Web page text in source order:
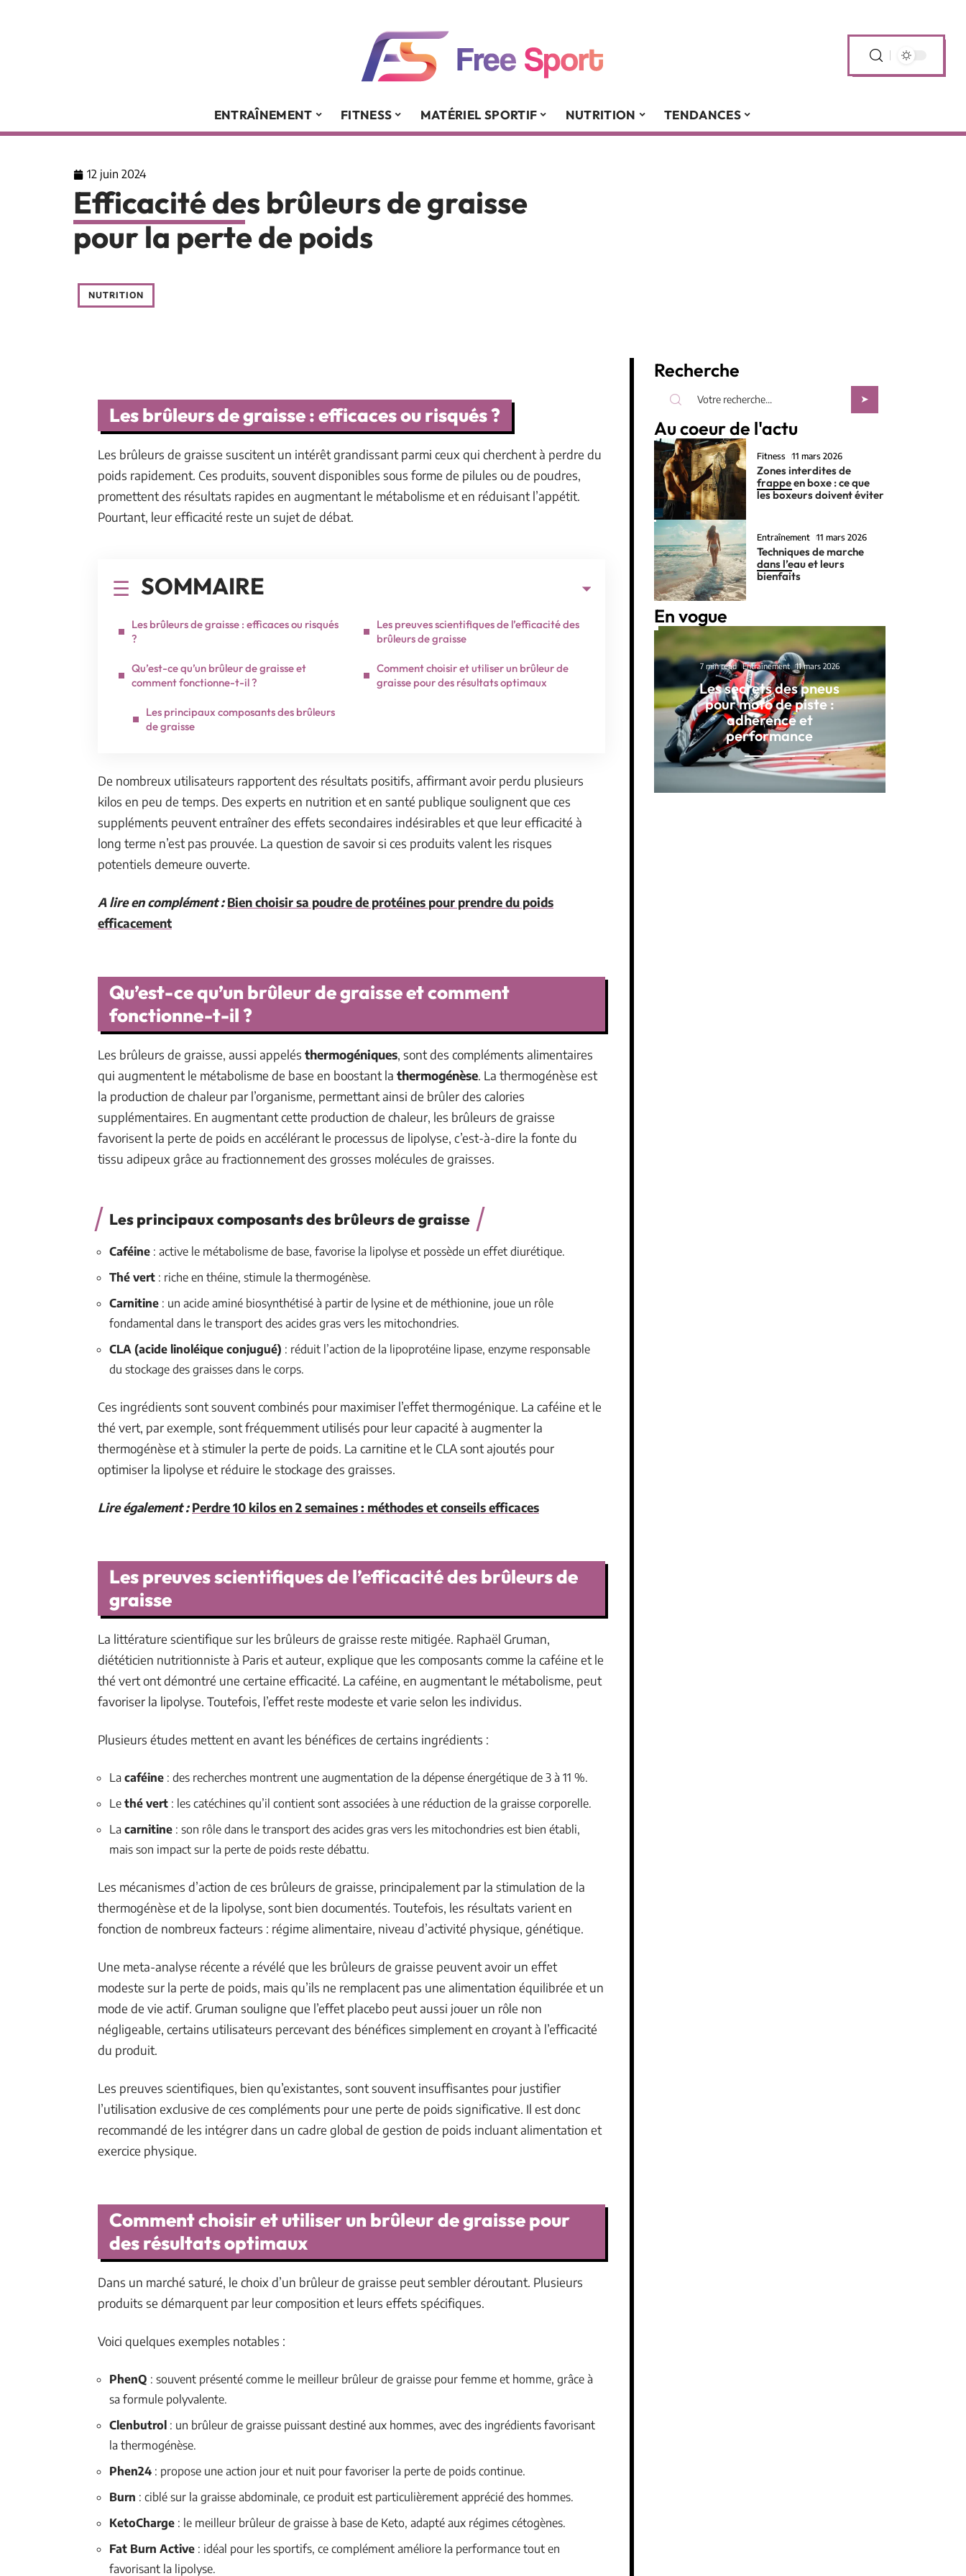
ENTRAÎNEMENT FITNESS MATÉRIEL SPORTIF NUTRITION TENDANCES
12 juin 2024
Efficacité des brûleurs de graisse
pour la perte de poids
NUTRITION
Les brûleurs de graisse : efficaces ou risqués ?
Les brûleurs de graisse suscitent un intérêt grandissant parmi ceux qui cherchent à perdre du
poids rapidement. Ces produits, souvent disponibles sous forme de pilules ou de poudres,
promettent des résultats rapides en augmentant le métabolisme et en réduisant l’appétit.
Pourtant, leur efficacité reste un sujet de débat.
SOMMAIRE
Les brûleurs de graisse : efficaces ou risqués
?
Qu’est-ce qu’un brûleur de graisse et
comment fonctionne-t-il ?
Les principaux composants des brûleurs
de graisse
Les preuves scientifiques de l’efficacité des
brûleurs de graisse
Comment choisir et utiliser un brûleur de
graisse pour des résultats optimaux
De nombreux utilisateurs rapportent des résultats positifs, affirmant avoir perdu plusieurs
kilos en peu de temps. Des experts en nutrition et en santé publique soulignent que ces
suppléments peuvent entraîner des effets secondaires indésirables et que leur efficacité à
long terme n’est pas prouvée. La question de savoir si ces produits valent les risques
potentiels demeure ouverte.
A lire en complément : Bien choisir sa poudre de protéines pour prendre du poids
efficacement
Qu’est-ce qu’un brûleur de graisse et comment
fonctionne-t-il ?
Les brûleurs de graisse, aussi appelés thermogéniques, sont des compléments alimentaires
qui augmentent le métabolisme de base en boostant la thermogénèse. La thermogénèse est
la production de chaleur par l’organisme, permettant ainsi de brûler des calories
supplémentaires. En augmentant cette production de chaleur, les brûleurs de graisse
favorisent la perte de poids en accélérant le processus de lipolyse, c’est-à-dire la fonte du
tissu adipeux grâce au fractionnement des grosses molécules de graisses.
Les principaux composants des brûleurs de graisse
Caféine : active le métabolisme de base, favorise la lipolyse et possède un effet diurétique.
Thé vert : riche en théine, stimule la thermogénèse.
Carnitine : un acide aminé biosynthétisé à partir de lysine et de méthionine, joue un rôle
fondamental dans le transport des acides gras vers les mitochondries.
CLA (acide linoléique conjugué) : réduit l’action de la lipoprotéine lipase, enzyme responsable
du stockage des graisses dans le corps.
Ces ingrédients sont souvent combinés pour maximiser l’effet thermogénique. La caféine et le
thé vert, par exemple, sont fréquemment utilisés pour leur capacité à augmenter la
thermogénèse et à stimuler la perte de poids. La carnitine et le CLA sont ajoutés pour
optimiser la lipolyse et réduire le stockage des graisses.
Lire également : Perdre 10 kilos en 2 semaines : méthodes et conseils efficaces
Les preuves scientifiques de l’efficacité des brûleurs de
graisse
La littérature scientifique sur les brûleurs de graisse reste mitigée. Raphaël Gruman,
diététicien nutritionniste à Paris et auteur, explique que les composants comme la caféine et le
thé vert ont démontré une certaine efficacité. La caféine, en augmentant le métabolisme, peut
favoriser la lipolyse. Toutefois, l’effet reste modeste et varie selon les individus.
Plusieurs études mettent en avant les bénéfices de certains ingrédients :
La caféine : des recherches montrent une augmentation de la dépense énergétique de 3 à 11 %.
Le thé vert : les catéchines qu’il contient sont associées à une réduction de la graisse corporelle.
La carnitine : son rôle dans le transport des acides gras vers les mitochondries est bien établi,
mais son impact sur la perte de poids reste débattu.
Les mécanismes d’action de ces brûleurs de graisse, principalement par la stimulation de la
thermogénèse et de la lipolyse, sont bien documentés. Toutefois, les résultats varient en
fonction de nombreux facteurs : régime alimentaire, niveau d’activité physique, génétique.
Une meta-analyse récente a révélé que les brûleurs de graisse peuvent avoir un effet
modeste sur la perte de poids, mais qu’ils ne remplacent pas une alimentation équilibrée et un
mode de vie actif. Gruman souligne que l’effet placebo peut aussi jouer un rôle non
négligeable, certains utilisateurs percevant des bénéfices simplement en croyant à l’efficacité
du produit.
Les preuves scientifiques, bien qu’existantes, sont souvent insuffisantes pour justifier
l’utilisation exclusive de ces compléments pour une perte de poids significative. Il est donc
recommandé de les intégrer dans un cadre global de gestion de poids incluant alimentation et
exercice physique.
Comment choisir et utiliser un brûleur de graisse pour
des résultats optimaux
Dans un marché saturé, le choix d’un brûleur de graisse peut sembler déroutant. Plusieurs
produits se démarquent par leur composition et leurs effets spécifiques.
Voici quelques exemples notables :
PhenQ : souvent présenté comme le meilleur brûleur de graisse pour femme et homme, grâce à
sa formule polyvalente.
Clenbutrol : un brûleur de graisse puissant destiné aux hommes, avec des ingrédients favorisant
la thermogénèse.
Phen24 : propose une action jour et nuit pour favoriser la perte de poids continue.
Burn : ciblé sur la graisse abdominale, ce produit est particulièrement apprécié des hommes.
KetoCharge : le meilleur brûleur de graisse à base de Keto, adapté aux régimes cétogènes.
Fat Burn Active : idéal pour les sportifs, ce complément améliore la performance tout en
favorisant la lipolyse.
Recherche
Au coeur de l'actu
Fitness 11 mars 2026
Zones interdites de
frappe en boxe : ce que
les boxeurs doivent éviter
Entraînement 11 mars 2026
Techniques de marche
dans l’eau et leurs
bienfaits
En vogue
7 min read Entraînement 11 mars 2026
Les secrets des pneus
pour moto de piste :
adhérence et
performance